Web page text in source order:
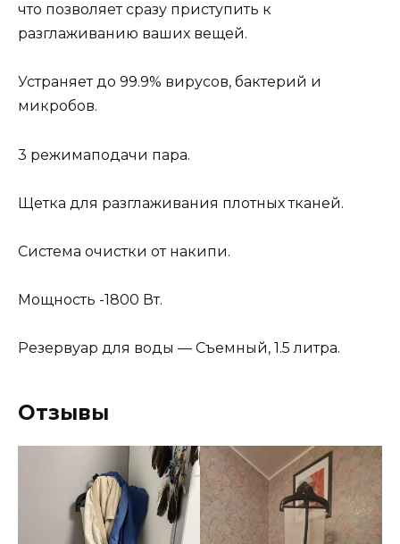
что позволяет сразу приступить к
разглаживанию ваших вещей.
Устраняет до 99.9% вирусов, бактерий и
микробов.
3 режимаподачи пара.
Щетка для разглаживания плотных тканей.
Система очистки от накипи.
Мощность -1800 Вт.
Резервуар для воды — Съемный, 1.5 литра.
Отзывы